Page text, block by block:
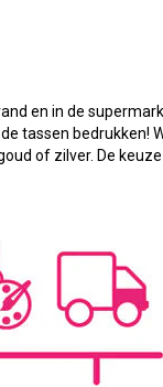
en in de
tassen bedrukken!
of zilver. De